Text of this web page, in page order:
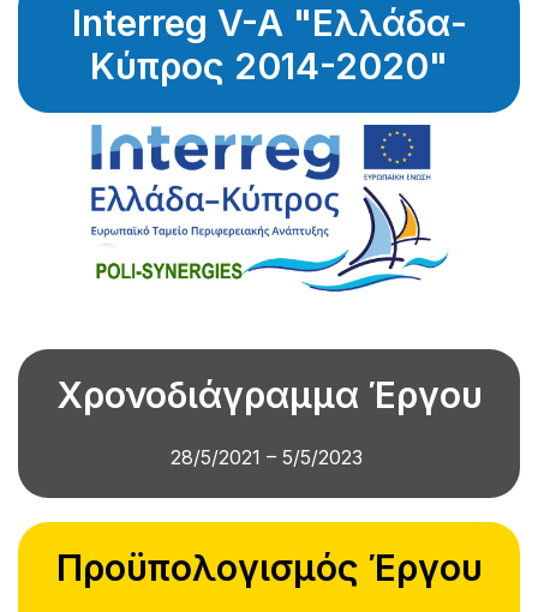
Interreg V-A "Ελλάδα-
Κύπρος 2014-2020"
Χρονοδιάγραμμα Έργου
28/5/2021 – 5/5/2023
Προϋπολογισμός Έργου